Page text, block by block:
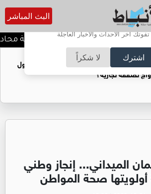
أترغب في تفعيل الإشعارات؟
آخر الأحداث والأخبار العاجلة
اشترك لا شكراً
البث المباشر
كيف تحافظ على خصوصية
يستغللنه لتحقيق مكاسب مادية.. هل تحول
لصفقة تجارية؟
الميداني... إنجاز وطني
أولويتها صحة المواطن